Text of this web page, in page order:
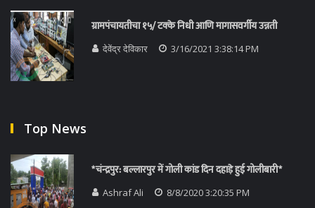
ग्रामपंचायतीचा १५/ टक्के निधी आणि मागासवर्गीय उन्नती
देवेंद्र देविकार 3/16/2021 3:38:14 PM
Top News
*चंन्द्रपुर: बल्लारपुर में गोली कांड दिन दहाड़े हुई गोलीबारी*
Ashraf Ali 8/8/2020 3:20:35 PM